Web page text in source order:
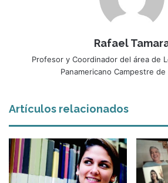
Rafael
Profesor y Coordinador del área de
Panamericano Campestre de
Artículos relacionados